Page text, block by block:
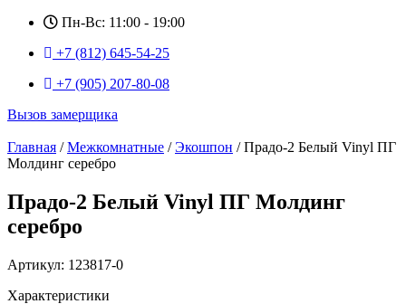
Пн-Вс: 11:00 - 19:00
+7 (812) 645-54-25
+7 (905) 207-80-08
Вызов замерщика
Главная /Межкомнатные /Экошпон / Прадо-2 Белый Vinyl ПГ
Молдинг серебро
Прадо-2 Белый Vinyl ПГ Молдинг
серебро
Артикул: 123817-0
Характеристики